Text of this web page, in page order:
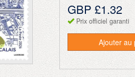
GBP £1.32
Prix officiel garanti
Ajouter au